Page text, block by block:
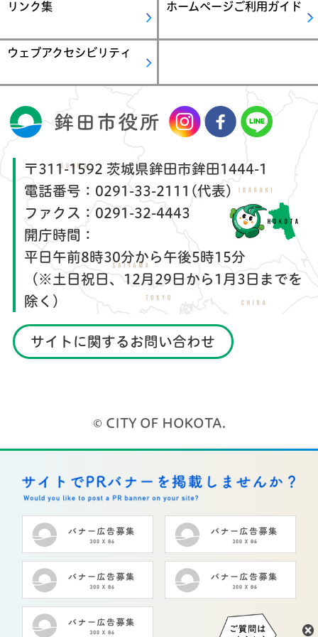
リンク集 ホームページご利用ガイド
ウェブアクセシビリティ
〒311-1592 茨城県鉾田市鉾田1444-1
電話番号： 0291-33-2111(代表)
ファクス： 0291-32-4443
開庁時間：
平日午前8時30分から午後5時15分
（※土日祝日、12月29日から1月3日までを
除く）
サイトに関するお問い合わせ
© CITY OF HOKOTA.